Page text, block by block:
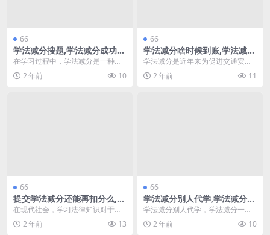
66
学法减分搜题,学法减分成功为
何还没更新(学法减分题库大
全)
在学习过程中，学法减分是一种有
效的方式，能够帮助学生减少不必
要的失误和压力。然而...
2 年前 10
66
学法减分啥时候到账,学法减分
看视频可以剪吗(学法减分搜题
软件免费)
学法减分是近年来为促进交通安全
而推出的一项政策，通过观看相关
视频和学习法律知识，...
2 年前 11
66
提交学法减分还能再扣分么,学
法减分20题库及答案
在现代社会，学习法律知识对于每
个人都至关重要。尤其是在交通管
理中，学法减分政策的...
2 年前 13
66
学法减分别人代学,学法减分一
年怎么算个(学法减分题库及答
案)
学法减分别人代学，学法减分一年
怎么算 在现代教育体系中，学法减
分作为一种重要的学...
2 年前 10